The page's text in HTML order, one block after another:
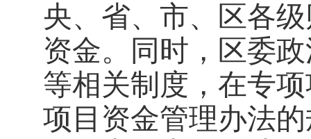
央、省、市、区各
资金。同时，区委
等相关制度，在专
项目资金管理办法